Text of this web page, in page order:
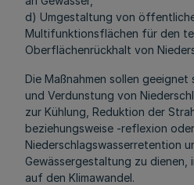
d) Umgestaltung von
Multifunktionsflächen für den
Oberflächenrückhalt von
Die Maßnahmen sollen geeignet
und Verdunstung von
zur Kühlung, Reduktion der
beziehungsweise -reflexion
Niederschlagswasserretention
Gewässergestaltung zu dienen,
auf den Klimawandel.